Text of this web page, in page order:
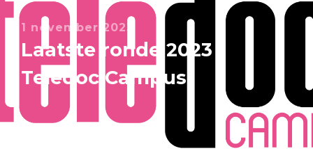
1 november 2023
Laatste ronde 2023
Teledoc Campus